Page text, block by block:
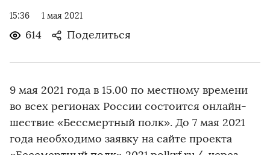
15:36 1 мая 2021
614 Поделиться
9 мая 2021 года в 15.00 по местному времени
во всех регионах России состоится онлайн-
шествие «Бессмертный полк». До 7 мая 2021
года необходимо заявку на сайте проекта